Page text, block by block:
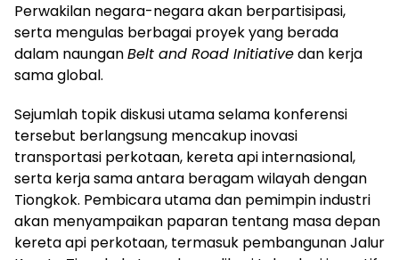
Perwakilan negara-negara akan berpartisipasi,
serta mengulas berbagai proyek yang berada
dalam naunganBelt and Road Initiativedan kerja
sama global.
Sejumlah topik diskusi utama selama konferensi
tersebut berlangsung mencakup inovasi
transportasi perkotaan, kereta api internasional,
serta kerja sama antara beragam wilayah dengan
Tiongkok. Pembicara utama dan pemimpin industri
akan menyampaikan paparan tentang masa depan
kereta api perkotaan, termasuk pembangunan Jalur